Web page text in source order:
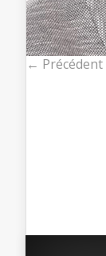
← Précédent